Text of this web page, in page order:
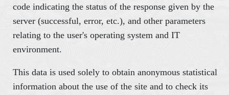
code indicating the status of the response given by the
server (successful, error, etc.), and other parameters
relating to the user's operating system and IT
environment.
This data is used solely to obtain anonymous statistical
information about the use of the site and to check its